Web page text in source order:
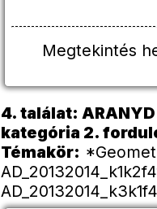
Megtekintés
4. találat:
kategória 2.
Témakör: